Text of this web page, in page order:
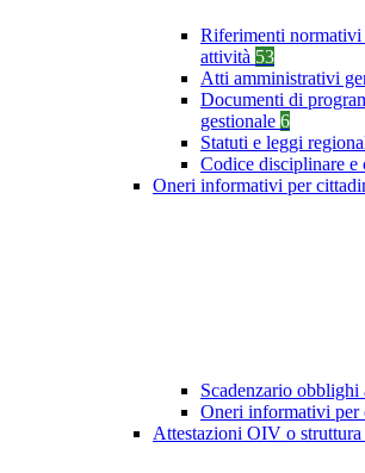
Riferimenti normativi
attività 53
Atti amministrativi
Documenti di
gestionale 6
Statuti e leggi
Codice disciplinare e
Oneri informativi per
Scadenzario
Oneri informativi per
Attestazioni OIV o struttura